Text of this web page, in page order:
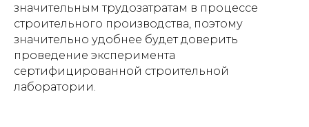
значительным трудозатратам в процессе
строительного производства, поэтому
значительно удобнее будет доверить
проведение эксперимента
сертифицированной строительной
лаборатории.